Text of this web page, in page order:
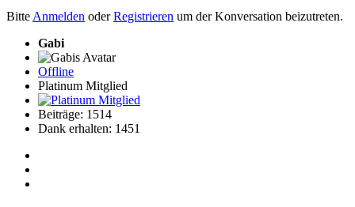
BitteAnmelden oderRegistrieren um der Konversation beizutreten.
Gabi
Offline
Platinum Mitglied
Beiträge: 1514
Dank erhalten: 1451